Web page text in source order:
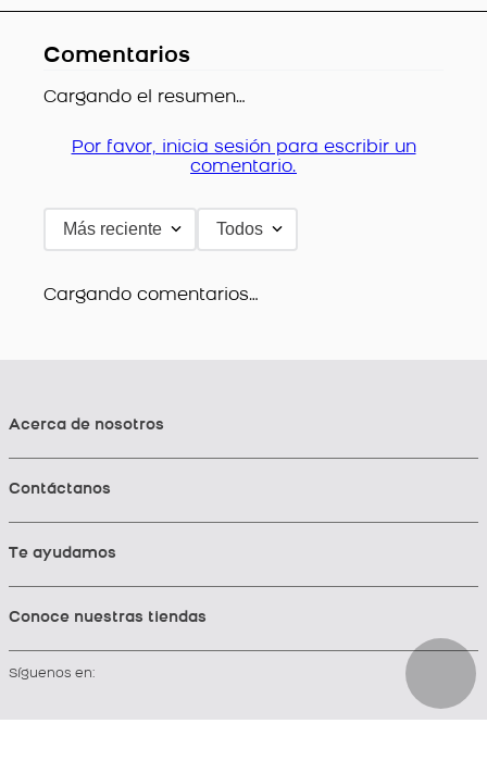
Comentarios
Cargando el resumen…
Por favor, inicia sesión para escribir un
comentario.
Más reciente Todos
Cargando comentarios…
Acerca de nosotros
Contáctanos
Te ayudamos
Conoce nuestras tiendas
Síguenos en: